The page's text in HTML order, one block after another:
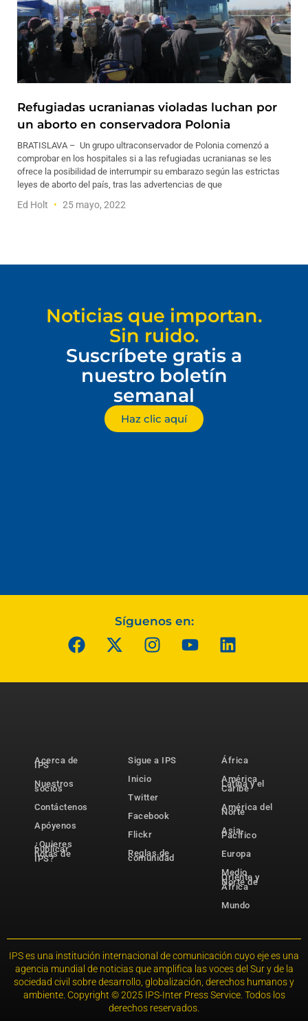
Refugiadas ucranianas violadas luchan por
un aborto en conservadora Polonia
BRATISLAVA – Un grupo ultraconservador de Polonia comenzó a
comprobar en los hospitales si a las refugiadas ucranianas se les
ofrece la posibilidad de interrumpir su embarazo según las estrictas
leyes de aborto del país, tras las advertencias de que
Ed Holt 25 mayo, 2022
Noticias que importan.
Sin ruido.
Suscríbete gratis a
nuestro boletín
semanal
Haz clic aquí
Síguenos en:
Acerca de
IPS
Nuestros
socios
Contáctenos
Apóyenos
¿Quieres
publicar
notas de
IPS?
Sigue a IPS
Inicio
Twitter
Facebook
Flickr
Reglas de
comunidad
África
América
Latina y el
Caribe
América del
Norte
Asia-
Pacífico
Europa
Medio
Oriente y
Norte de
África
Mundo
IPS es una institución internacional de comunicación cuyo eje es una
agencia mundial de noticias que amplifica las voces del Sur y de la
sociedad civil sobre desarrollo, globalización, derechos humanos y
ambiente. Copyright © 2025 IPS-Inter Press Service. Todos los
derechos reservados.